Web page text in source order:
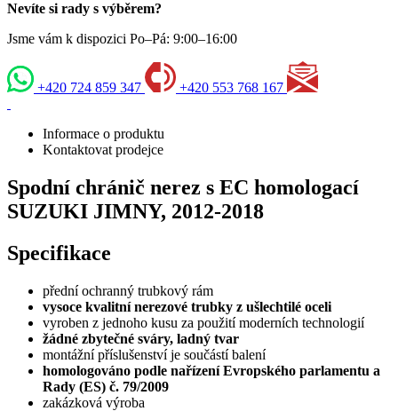
Nevíte si rady s výběrem?
Jsme vám k dispozici Po–Pá: 9:00–16:00
+420 724 859 347 +420 553 768 167
Informace o produktu
Kontaktovat prodejce
Spodní chránič nerez s EC homologací
SUZUKI JIMNY, 2012-2018
Specifikace
přední ochranný trubkový rám
vysoce kvalitní nerezové trubky z ušlechtilé oceli
vyroben z jednoho kusu za použití moderních technologií
žádné zbytečné sváry, ladný tvar
montážní příslušenství je součástí balení
homologováno podle nařízení Evropského parlamentu a
Rady (ES) č. 79/2009
zakázková výroba